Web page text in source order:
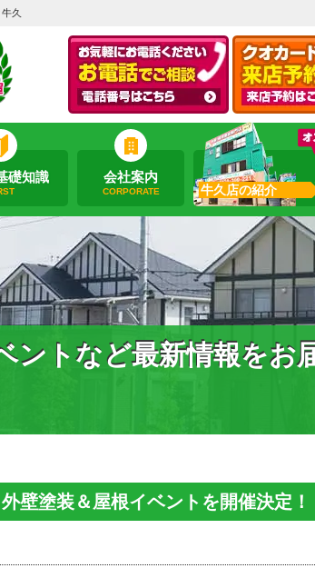
久
礎知識 会社案内
CORPORATE 牛久店の紹介
ントなど最新情報をお
壁塗装＆屋根イベントを開催決定！